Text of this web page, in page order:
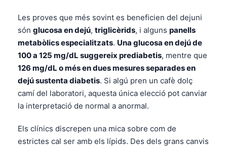
Les proves que més sovint es beneficien del dejuni
són glucosa en dejú, triglicèrids, i alguns panells
metabòlics especialitzats. Una glucosa en dejú de
100 a 125 mg/dL suggereix prediabetis, mentre que
126 mg/dL o més en dues mesures separades en
dejú sustenta diabetis. Si algú pren un cafè dolç
camí del laboratori, aquesta única elecció pot canviar
la interpretació de normal a anormal.
Els clínics discrepen una mica sobre com de
estrictes cal ser amb els lípids. Des dels grans canvis